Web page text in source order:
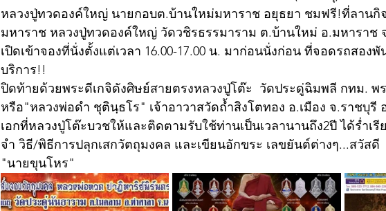
หลวงปู่ทวดองค์ใหญ่ นายกอบต.บ้านใหม่มหาราช อยุธยา ชมฟรี!ที่ลานกิ
มหาราช หลวงปู่ทวดองค์ใหญ่ วัดวชิรธรรมาราม ต.บ้านใหม่ อ.มหาราช
เปิดเข้าจองที่นั่งตั้งแต่เวลา 16.00-17.00 น. มาก่อนนั่งก่อน ที่จอดรถสอง
บริการ!!
ปิดท้ายด้วยพระดีเกจิดังศิษย์สายตรงหลวงปู่โต๊ะ  วัดประดู่ฉิมพลี กทม.
หรือ"หลวงพ่อดำ ชุตินฺธโร" เจ้าอาวาสวัดถ้ำสิงโตทอง อ.เมือง จ.ราชบุรี
เอกที่หลวงปู่โต๊ะบวชให้และติดตามรับใช้ท่านเป็นเวลานานถึง2ปี ได้ร่ำเ
จำ วิธี/พิธีการปลุกเสกวัตถุมงคล และเขียนอักขระ เลขยันต์ต่างๆ...สวัสดี
"นายขุนโหร"